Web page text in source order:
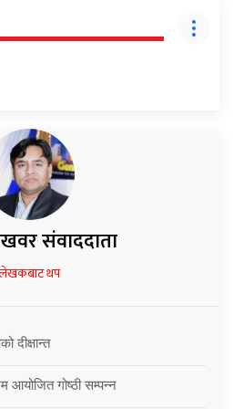
संवाददाता
थप
दीक्षान्त
आयोजित गोष्ठी सम्पन्न